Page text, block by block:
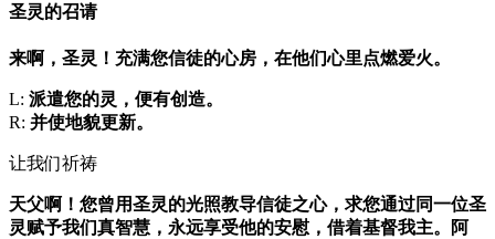
圣灵的召请
来啊，圣灵！充满您信徒的心房，在他们心里点燃爱火。
L: 派遣您的灵，便有创造。
R: 并使地貌更新。
让我们祈祷
天父啊！您曾用圣灵的光照教导信徒之心，求您通过同一位圣
灵赋予我们真智慧，永远享受他的安慰，借着基督我主。阿